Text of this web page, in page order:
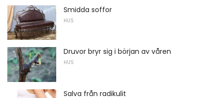
Smidda soffor
HUS
Druvor bryr sig i början av våren
HUS
Salva från radikulit